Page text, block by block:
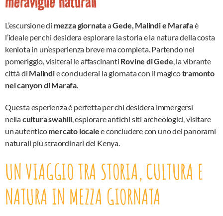
L’escursione di mezza giornataaGede, Malindi e Marafaè
l’ideale per chi desidera esplorare la storia e la natura della costa
keniota in un’esperienza breve ma completa. Partendo nel
pomeriggio, visiterai le affascinanti Rovine di Gede, la vibrante
città di Malindie concluderai la giornata con il magicotramonto
nel canyon di Marafa.
Questa esperienza è perfetta per chi desidera immergersi
nellacultura swahili, esplorare antichi siti archeologici, visitare
un autenticomercato localee concludere con uno dei panorami
naturali più straordinari del Kenya.
UN VIAGGIO TRA STORIA, CULTURA E
NATURA IN MEZZA GIORNATA